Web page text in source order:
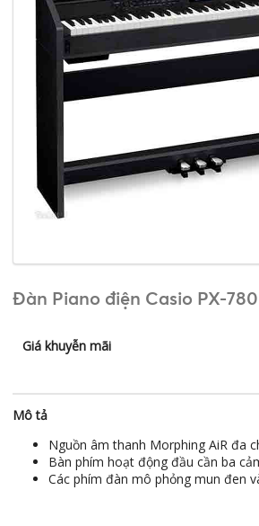
Đàn Piano điện Casio PX-
Giá khuyễn mãi
Mô tả
Nguồn âm thanh Morphing AiR đa
Bàn phím hoạt động đầu cần ba
Các phím đàn mô phỏng mun đen